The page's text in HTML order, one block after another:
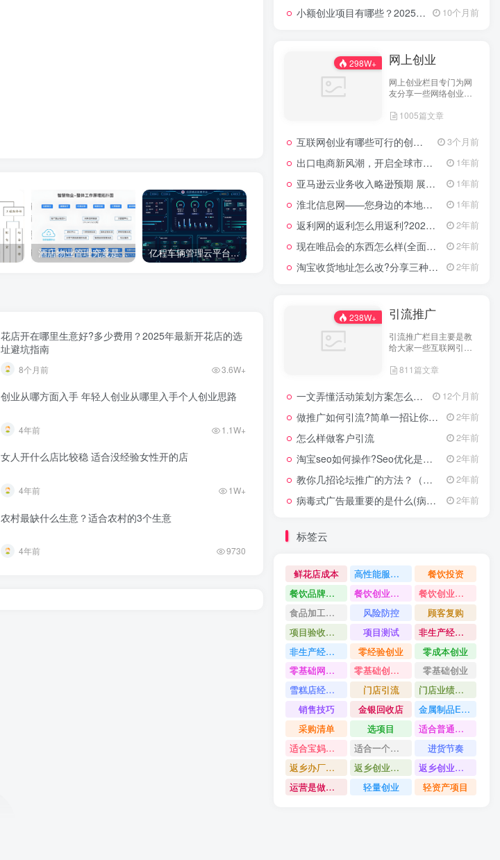
酒店物业管理究竟是什么？2025年最新酒店物业管理的核心内容，让酒店运营管理更高效 亿程车辆管理云平台:助力汽车智能管理与车队调度系统优化，提升车辆运营数据价值 10种超适合送产妇的温馨礼物(适合送给孕妇的最佳礼物清单) 自己创业投资小的项目（10个最容易上手的自主创业小项目）
花店开在哪里生意好?多少费用？2025年最新开花店的选
址避坑指南
8个月前 3.6W+
创业从哪方面入手 年轻人创业从哪里入手个人创业思路
4年前 1.1W+
女人开什么店比较稳 适合没经验女性开的店
4年前 1W+
农村最缺什么生意？适合农村的3个生意
4年前 9730
小额创业项目有哪些？2025年最新15个小额投资创业好项目 10个月前
298W+ 网上创业
网上创业栏目专门为网
友分享一些网络创业项
上创业做生意经验以及
1005篇文章
互联网创业有哪些可行的创业方案？ 3个月前
出口电商新风潮，开启全球市场的数字化之门 1年前
亚马逊云业务收入略逊预期 展望未来创新潜力依然可期 1年前
淮北信息网——您身边的本地生活服务平台 1年前
返利网的返利怎么用返利?2024年网购返利教程 2年前
现在唯品会的东西怎么样(全面评测其产品质量) 2年前
淘宝收货地址怎么改?分享三种最常见的修改方式 2年前
238W+ 引流推广
引流推广栏目主要是教
给大家一些互联网引流
业的引流技术和推广技
在犯难！
811篇文章
一文弄懂活动策划方案怎么写，2025年最新超全干货来了！ 12个月前
做推广如何引流?简单一招让你流量爆增 2年前
怎么样做客户引流 2年前
淘宝seo如何操作?Seo优化是什么意思? 2年前
教你几招论坛推广的方法？（具体论坛推广的步骤） 2年前
病毒式广告最重要的是什么(病毒式广告的创意策略) 2年前
标签云
鲜花店成本 高性能服务器配置教程
餐饮投资
餐饮品牌打造
餐饮创业避坑
餐饮创业故事
食品加工创业
风险防控
顾客复购
项目验收资料
项目测试
非生产经营用固定资产是什么
非生产经营用固定资产分类
零经验创业
零成本创业
零基础网上开店
零基础创业指南
零基础创业
雪糕店经营技巧
门店引流
门店业绩提升方法
销售技巧
金银回收店
金属制品ERP系统
采购清单
选项目
适合普通人的创业
适合宝妈创业项目
适合一个人做的小生意
进货节奏
返乡办厂项目
返乡创业项目
返乡创业做什么好
运营是做什么
轻量创业 轻资产项目